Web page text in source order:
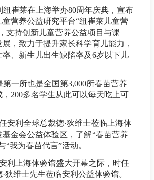
纽崔莱在上海举办80周年庆典，宣布
童营养公益研究平台“纽崔莱儿童营
支持创新儿童营养公益项目与课
，致力于提升家长科学育儿能力，
率、新生儿出生缺陷率及6岁以下儿
第一所也是全国第3,000所春苗营养
，200多名学生从此可以每天吃上可
安利全球总裁德·狄维士莅临上海体
金会公益体验区，了解“春苗营养
“我为春苗代言”活动。
利上海体验馆盛大开幕之际，时任
狄维士先生莅临安利公益体验馆。